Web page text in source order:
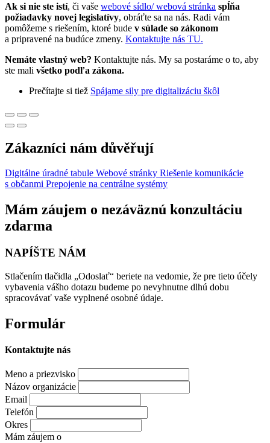
Ak si nie ste istí, či vaše webové sídlo/ webová stránka spĺňa
požiadavky novej legislatívy, obráťte sa na nás. Radi vám
pomôžeme s riešením, ktoré bude v súlade so zákonom
a pripravené na budúce zmeny. Kontaktujte nás TU.
Nemáte vlastný web? Kontaktujte nás. My sa postaráme o to, aby
ste mali všetko podľa zákona.
Prečítajte si tiež Spájame sily pre digitalizáciu škôl
Zákazníci nám důvěřují
Digitálne úradné tabule Webové stránky Riešenie komunikácie
s občanmi Prepojenie na centrálne systémy
Mám záujem o nezáväznú konzultáciu
zdarma
NAPÍŠTE NÁM
Stlačením tlačidla „Odoslať“ beriete na vedomie, že pre tieto účely
vybavenia vášho dotazu budeme po nevyhnutne dlhú dobu
spracovávať vaše vyplnené osobné údaje.
Formulár
Kontaktujte nás
Meno a priezvisko
Názov organizácie
Email
Telefón
Okres
Mám záujem o